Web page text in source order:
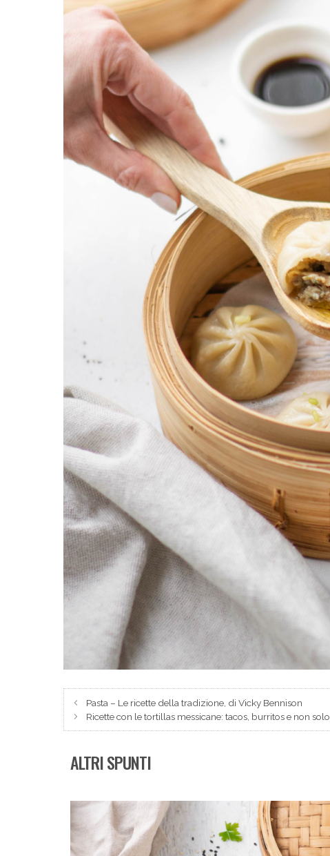
Pasta – Le ricette della tradizione, di Vicky Bennison
Ricette con le tortillas messicane: tacos, burritos e non solo
ALTRI SPUNTI